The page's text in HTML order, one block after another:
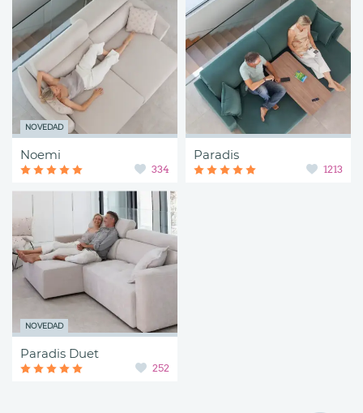
NOVEDAD
Noemi
334
Paradis
1213
NOVEDAD
Paradis Duet
252